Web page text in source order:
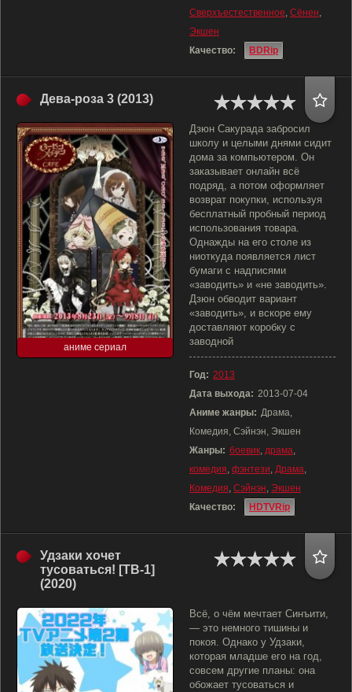
Сверхъестественное, Сёнен,
Экшен
Качество:
BDRip
Дева-роза 3 (2013)
аниме сериал
Дзюн Сакурада забросил
школу и целыми днями сидит
дома за компьютером. Он
заказывает онлайн всё
подряд, а потом оформляет
возврат покупки, используя
бесплатный пробный период
использования товара.
Однажды на его столе из
ниоткуда появляется лист
бумаги с надписями
«заводить» и «не заводить».
Дзюн обводит вариант
«заводить», и вскоре ему
доставляют коробку с
заводной
Год: 2013
Дата выхода: 2013-07-04
Аниме жанры: Драма,
Комедия, Сэйнэн, Экшен
Жанры: боевик, драма,
комедия, фэнтези, Драма,
Комедия, Сэйнэн, Экшен
Качество:
HDTVRip
Удзаки хочет
тусоваться! [ТВ-1]
(2020)
Всё, о чём мечтает Синъити,
— это немного тишины и
покоя. Однако у Удзаки,
которая младше его на год,
совсем другие планы: она
обожает тусоваться и